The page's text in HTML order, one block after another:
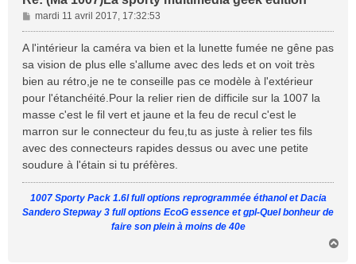
M
e
s
g
e
mardi 11 avril 2017, 17:32:53
A l'intérieur la caméra va bien et la lunette fumée ne gêne pas
sa vision de plus elle s'allume avec des leds et on voit très
bien au rétro,je ne te conseille pas ce modèle à l'extérieur
pour l'étanchéité.Pour la relier rien de difficile sur la 1007 la
masse c'est le fil vert et jaune et la feu de recul c'est le
marron sur le connecteur du feu,tu as juste à relier tes fils
avec des connecteurs rapides dessus ou avec une petite
soudure à l'étain si tu préfères.
1007 Sporty Pack 1.6l full options reprogrammée éthanol et Dacia
Sandero Stepway 3 full options EcoG essence et gpl-Quel bonheur de
faire son plein à moins de 40e